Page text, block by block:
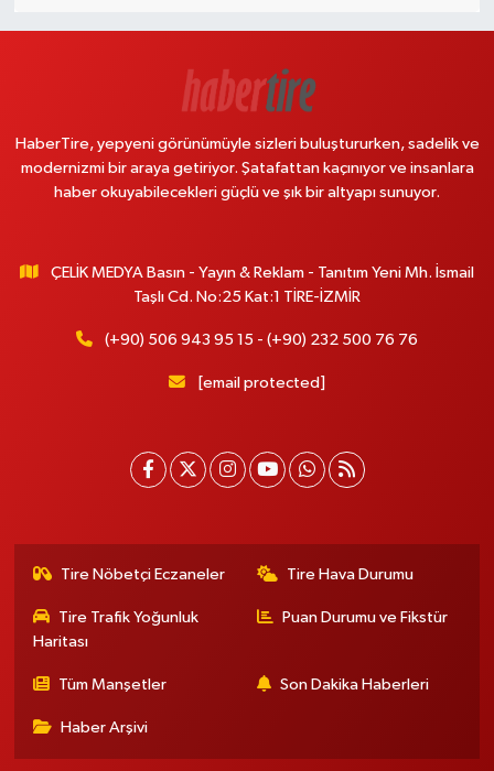
HaberTire, yepyeni görünümüyle sizleri buluştururken, sadelik ve
modernizmi bir araya getiriyor. Şatafattan kaçınıyor ve insanlara
haber okuyabilecekleri güçlü ve şık bir altyapı sunuyor.
ÇELİK MEDYA Basın - Yayın & Reklam - Tanıtım Yeni Mh. İsmail
Taşlı Cd. No:25 Kat:1 TİRE-İZMİR
(+90) 506 943 95 15 - (+90) 232 500 76 76
[email protected]
Tire Nöbetçi Eczaneler Tire Hava Durumu
Tire Trafik Yoğunluk
Haritası
Puan Durumu ve Fikstür
Tüm Manşetler Son Dakika Haberleri
Haber Arşivi